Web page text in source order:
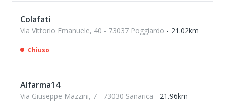
Colafati
Via Vittorio Emanuele, 40 - 73037 Poggiardo - 21.02km
Chiuso
Alfarma14
Via Giuseppe Mazzini, 7 - 73030 Sanarica - 21.96km